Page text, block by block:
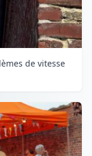
de vitesse